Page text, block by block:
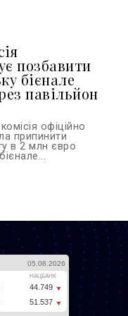
позбавити
бієнале
павільйон
офіційно
припинити
в 2 млн євро